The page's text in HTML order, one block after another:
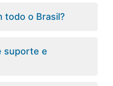
todo o Brasil?
suporte e